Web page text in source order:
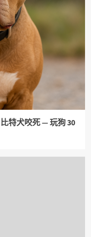
特犬咬死 — 玩狗 30